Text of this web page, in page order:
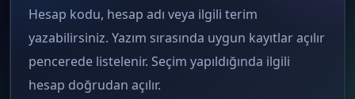
Hesap kodu, hesap adı veya ilgili terim
yazabilirsiniz. Yazım sırasında uygun kayıtlar açılır
pencerede listelenir. Seçim yapıldığında ilgili
hesap doğrudan açılır.